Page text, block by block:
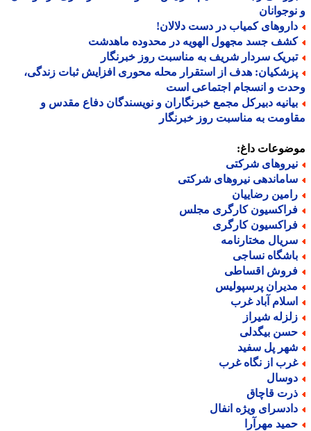
کمیاب در دست دلالان!
جسد مجهول الهویه در محدوده ماهدشت
سردار شریف به مناسبت روز خبرنگار
هدف از استقرار محله محوری افزایش ثبات زندگی،
و انسجام اجتماعی است
دبیرکل مجمع خبرنگاران و نویسندگان دفاع مقدس و
به مناسبت روز خبرنگار
داغ:
شرکتی
نیروهای شرکتی
رضاییان
کارگری مجلس
کارگری
مختارنامه
نساجی
اقساطی
پرسپولیس
آباد غرب
شیراز
بیگدلی
پل سفید
از نگاه غرب
قاچاق
ویژه انفال
مهرآرا